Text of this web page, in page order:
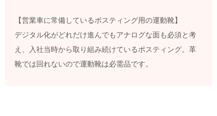
【営業車に常備しているポスティング用の運動靴】
デジタル化がどれだけ進んでもアナログな面も必須と考
え、入社当時から取り組み続けているポスティング。革
靴では回れないので運動靴は必需品です。